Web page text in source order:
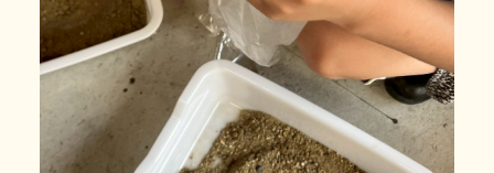
事業所の評価
06-7505-2131